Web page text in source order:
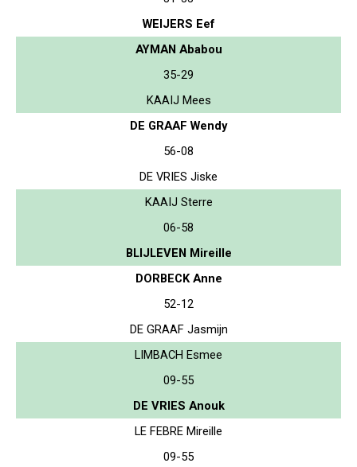
WEIJERS Eef
AYMAN Ababou
35-29
KAAIJ Mees
DE GRAAF Wendy
56-08
DE VRIES Jiske
KAAIJ Sterre
06-58
BLIJLEVEN Mireille
DORBECK Anne
52-12
DE GRAAF Jasmijn
LIMBACH Esmee
09-55
DE VRIES Anouk
LE FEBRE Mireille
09-55